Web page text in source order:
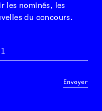
les nominés, les
du concours.
Envoyer